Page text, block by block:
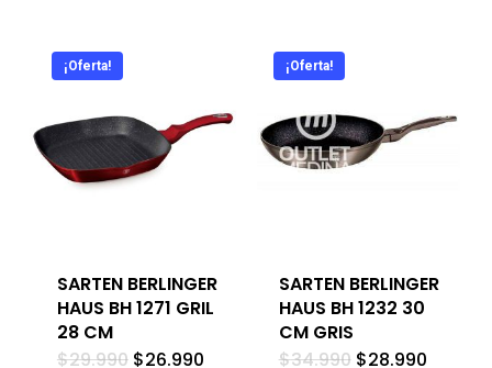
¡Oferta!
SARTEN BERLINGER
HAUS BH 1271 GRIL
28 CM
$29.990 El
$26.990El
¡Oferta!
SARTEN BERLINGER
HAUS BH 1232 30
CM GRIS
$34.990 El
$28.990El